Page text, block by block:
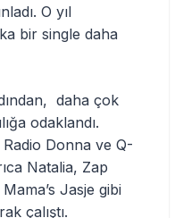
O yıl
bir single daha
daha çok
odaklandı.
Donna ve Q-
Natalia, Zap
Jasje gibi
çalıştı.